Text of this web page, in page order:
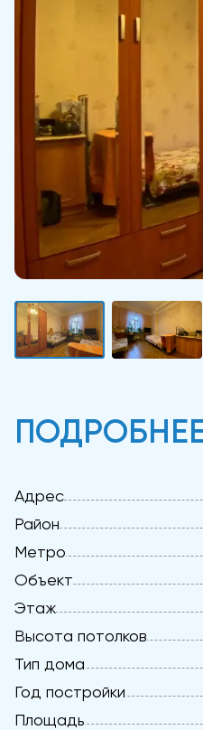
Адрес
Район
Метро
Объект
Этаж
Высота потолков
Тип дома
Год постройки
Площадь